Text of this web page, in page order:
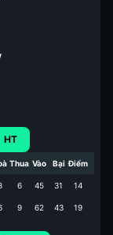
HT
Thua Vào Bại Điểm
6 45 31 14
9 62 43 19